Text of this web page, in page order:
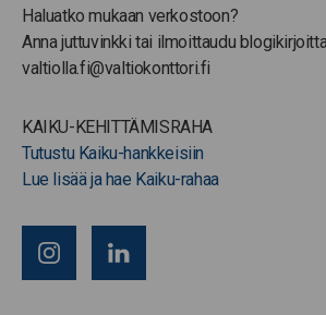
Haluatko mukaan verkostoon?
Anna juttuvinkki tai ilmoittaudu
valtiolla.fi@valtiokonttori.fi
KAIKU-KEHITTÄMISRAHA
Tutustu Kaiku-hankkeisiin
Lue lisää ja hae Kaiku-rahaa